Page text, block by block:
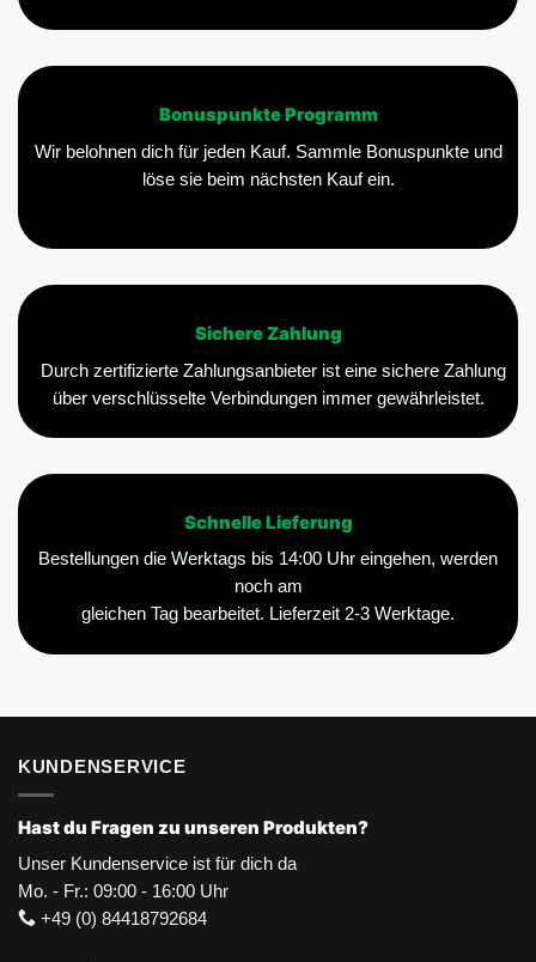
Bonuspunkte Programm
Wir belohnen dich für jeden Kauf. Sammle Bonuspunkte und
löse sie beim nächsten Kauf ein.
Sichere Zahlung
Durch zertifizierte Zahlungsanbieter ist eine sichere Zahlung
über verschlüsselte Verbindungen immer gewährleistet.
Schnelle Lieferung
Bestellungen die Werktags bis 14:00 Uhr eingehen, werden
noch am
gleichen Tag bearbeitet. Lieferzeit 2-3 Werktage.
KUNDENSERVICE
Hast du Fragen zu unseren Produkten?
Unser Kundenservice ist für dich da
Mo. - Fr.: 09:00 - 16:00 Uhr
+49 (0) 84418792684